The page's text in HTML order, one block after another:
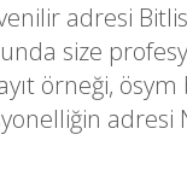
adresi
size
örneği,
adresi